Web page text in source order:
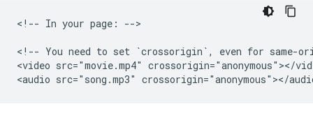
<!-- In your page: -->
<!-- You need to set `crossorigin`, even for same-
<video src="movie.mp4" crossorigin="anonymous"></